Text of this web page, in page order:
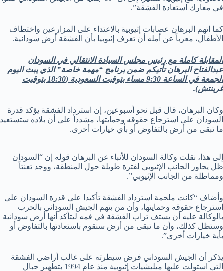
في معارك استعادة الفشقة”.
كما اتهم البرهان عصابات إثيوبية بالاعتداء على المزارعين واختطاف
الأطفال، معرباً عن أمله أن تعرف إثيوبيا بأن الفشقة أرض سودانية.
المقابلة كاملة مع رئيس مجلس السيادة الانتقالي في السودان
عبدالفتاح البرهان تأتيكم ضمن برنامج “مهمة خاصة” الذي يبث اليوم
الجمعة في الساعة 9:30 مساء بتوقيت السعودية (18:30 بتوقيت
غرينتش).
وكان البرهان، قال قبل نحو أسبوعين، إن استرداد الفشقة يؤكد قدرة
السودان على استرجاع حقوقه وحمايتها، مشدداً على أن بلاده ستستعيد
ما تبقى من أرض بالتفاوض أو بأي خيارات أخرى.
إلى هذا، نقلت وكالة السودان للأنباء عن البرهان قوله إن “السودان
ظل يحاور الجانب الإثيوبي لفترة طويلة حول المنطقة، ووجد تعنتاً
ومماطلة من الجانب الإثيوبي”.
وأضاف “كانت ملحمة استرداد الفشقة تأكيدا على قدرة السودان على
استرجاع حقوقه وحمايتها، وأن من يتهم الجيش السوداني بالحرب
بالوكالة عليه أن يستف تراب الفشقة في فمه ليتأكد أنها أرض سودانية
وستظل كذلك، وأن ما تبقى من أرض سنقوم باستعادتها بالتفاوض أو
بأية خيارات أخرى”.
يذكر أن الجيش السوداني فرض سيطرته على غالب أراضي الفشقة
التي استولت عليها ميليشيات إثيوبية منذ عام 1994 بتطهير جبال